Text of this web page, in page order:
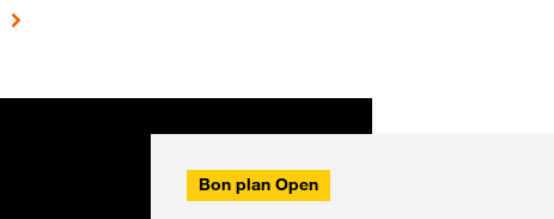
Bon plan Open